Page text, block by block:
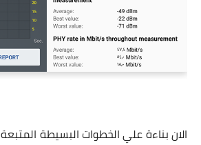
الان بناءة علي الخطوات البسيطة